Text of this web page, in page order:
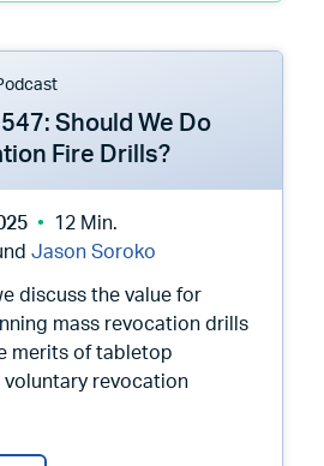
Should We Do
Fire Drills?
12 Min.
Jason Soroko
discuss the value for
mass revocation drills
merits of tabletop
voluntary revocation